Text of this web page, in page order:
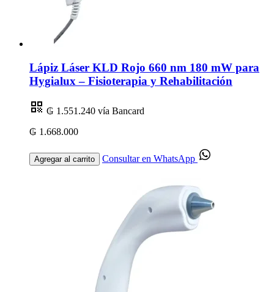
Lápiz Láser KLD Rojo 660 nm 180 mW para
Hygialux – Fisioterapia y Rehabilitación
₲ 1.551.240 vía Bancard
₲ 1.668.000
Agregar al carrito Consultar en WhatsApp